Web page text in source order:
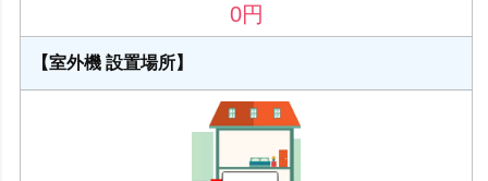
0円
【室外機 設置場所】